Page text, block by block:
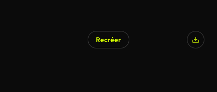
Recréer